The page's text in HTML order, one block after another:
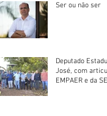
Ser ou não ser
Deputado
José, com
EMPAER e da